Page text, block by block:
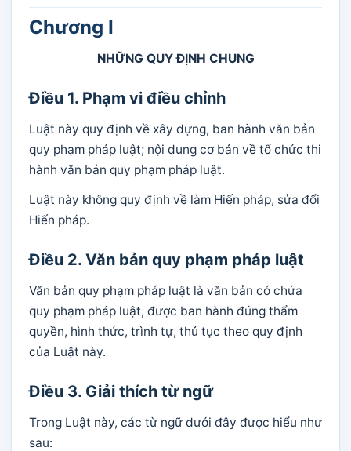
Chương I
NHỮNG QUY ĐỊNH CHUNG
Điều 1. Phạm vi điều chỉnh
Luật này quy định về xây dựng, ban hành văn bản
quy phạm pháp luật; nội dung cơ bản về tổ chức thi
hành văn bản quy phạm pháp luật.
Luật này không quy định về làm Hiến pháp, sửa đổi
Hiến pháp.
Điều 2. Văn bản quy phạm pháp luật
Văn bản quy phạm pháp luật là văn bản có chứa
quy phạm pháp luật, được ban hành đúng thẩm
quyền, hình thức, trình tự, thủ tục theo quy định
của Luật này.
Điều 3. Giải thích từ ngữ
Trong Luật này, các từ ngữ dưới đây được hiểu như
sau: